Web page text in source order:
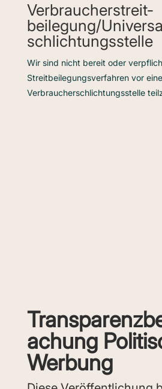
Verbraucher­streit­
beilegung/
schlichtungs­stelle
Wir sind nicht bereit oder
Streitbeilegungsverfahren vor
Verbraucherschlichtungsstelle
achung
Werbung